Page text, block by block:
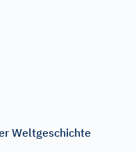
Weltgeschichte